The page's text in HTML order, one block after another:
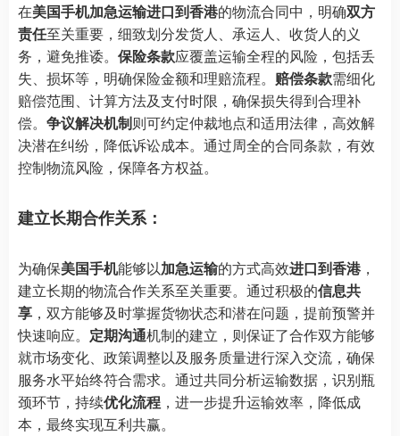
在美国手机加急运输进口到香港的物流合同中，明确双方
责任至关重要，细致划分发货人、承运人、收货人的义
务，避免推诿。 保险条款应覆盖运输全程的风险，包括丢
失、损坏等，明确保险金额和理赔流程。 赔偿条款需细化
赔偿范围、计算方法及支付时限，确保损失得到合理补
偿。 争议解决机制则可约定仲裁地点和适用法律，高效解
决潜在纠纷，降低诉讼成本。通过周全的合同条款，有效
控制物流风险，保障各方权益。
建立长期合作关系：
为确保美国手机能够以加急运输的方式高效进口到香港，
建立长期的物流合作关系至关重要。通过积极的信息共
享 ，双方能够及时掌握货物状态和潜在问题，提前预警并
快速响应。 定期沟通机制的建立，则保证了合作双方能够
就市场变化、政策调整以及服务质量进行深入交流，确保
服务水平始终符合需求。通过共同分析运输数据，识别瓶
颈环节，持续优化流程 ，进一步提升运输效率，降低成
本，最终实现互利共赢。